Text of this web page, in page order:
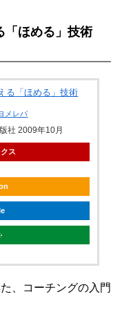
「ほめる」技術
る「ほめる」技術
メレバ
社 2009年10月
ス
、コーチングの入門